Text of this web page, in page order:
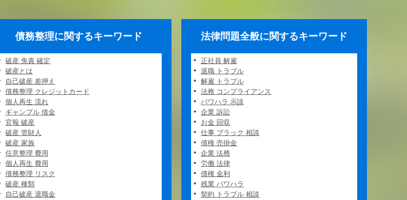
債務整理に関するキーワード
破産 免責 確定
破産とは
自己破産 差押え
債務整理 クレジットカード
個人再生 流れ
ギャンブル 借金
官報 破産
破産 管財人
破産 家族
任意整理 費用
個人再生 費用
債務整理 リスク
破産 種類
自己破産 退職金
法律問題全般に関するキーワード
正社員 解雇
退職 トラブル
解雇 トラブル
法務 コンプライアンス
パワハラ 示談
企業 訴訟
お金 回収
仕事 ブラック 相談
債権 売掛金
企業 法務
労働 法律
債権 金利
残業 パワハラ
契約 トラブル 相談